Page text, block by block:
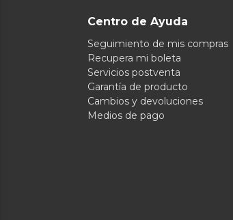
Centro de Ayuda
Seguimiento de mis compras
Recupera mi boleta
Servicios postventa
Garantía de producto
Cambios y devoluciones
Medios de pago